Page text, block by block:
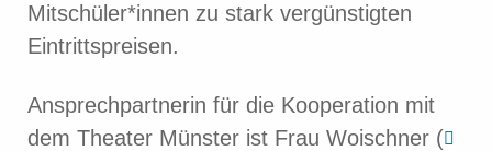
Mitschüler*innen zu stark vergünstigten
Eintrittspreisen.
Ansprechpartnerin für die Kooperation mit
dem Theater Münster ist Frau Woischner (